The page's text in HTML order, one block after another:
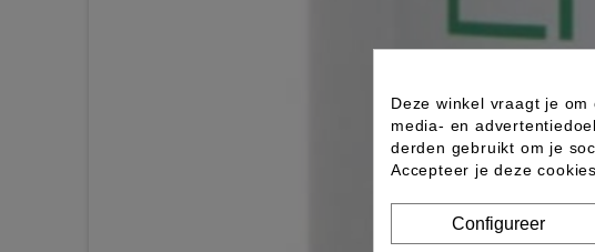
Deze winkel vraagt je
media- en
derden gebruikt om je
Accepteer je deze
Configureer